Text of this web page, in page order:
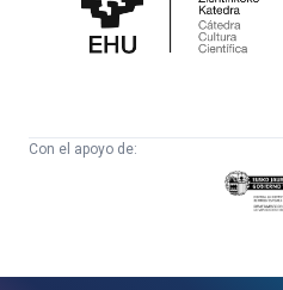
Cultura
Científica
Con el apoyo de:
Eusko